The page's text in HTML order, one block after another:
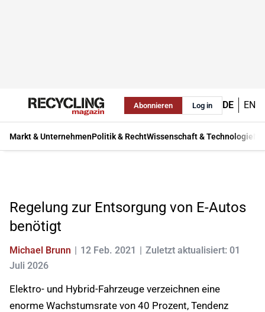
Abonnieren Log in DE EN
Markt & UnternehmenPolitik & RechtWissenschaft & Technologie
Regelung zur Entsorgung von E-Autos
benötigt
Michael Brunn 12 Feb. 2021
Zuletzt aktualisiert: 01
Juli 2026
Elektro- und Hybrid-Fahrzeuge verzeichnen eine
enorme Wachstumsrate von 40 Prozent, Tendenz